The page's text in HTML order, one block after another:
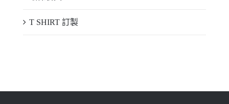
T SHIRT 訂製